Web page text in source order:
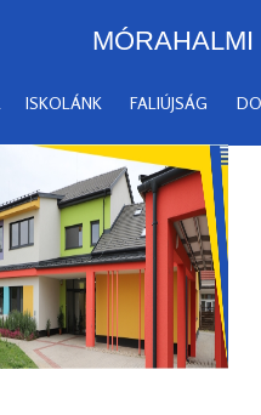
ISKOLÁNK FALIÚJSÁG